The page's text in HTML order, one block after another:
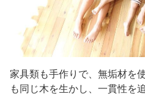
家具類も手作りで、無垢材を
も同じ木を生かし、一貫性を